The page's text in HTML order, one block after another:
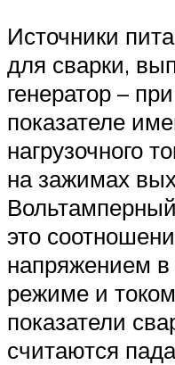
Источники
для сварки,
генератор –
показателе
нагрузочного
на зажимах
это
напряжением в
режиме и
показатели
считаются